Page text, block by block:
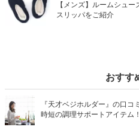
【メンズ】ルームシュ
スリッパをご紹介
おすす
『天才ベジホルダー』の口コ
時短の調理サポートアイテム！